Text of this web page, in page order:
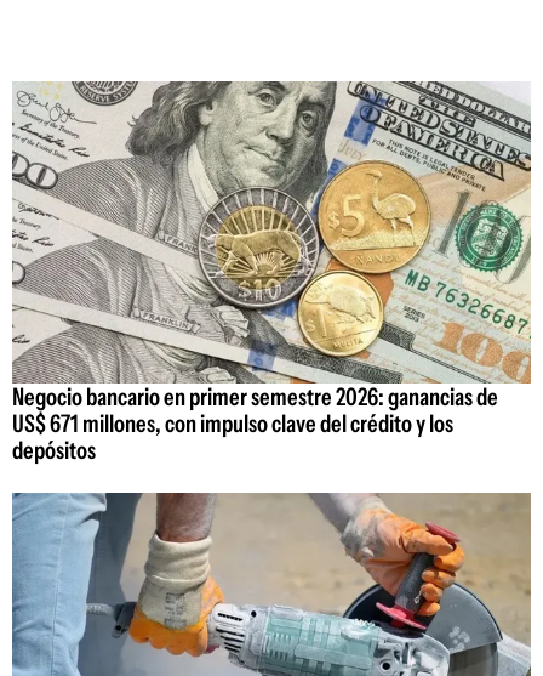
Negocio bancario en primer semestre 2026: ganancias de
US$ 671 millones, con impulso clave del crédito y los
depósitos